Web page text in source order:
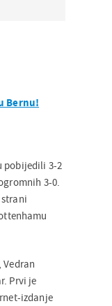
Bernu!
pobijedili 3-2
3-0.
Prvi je
izdanje